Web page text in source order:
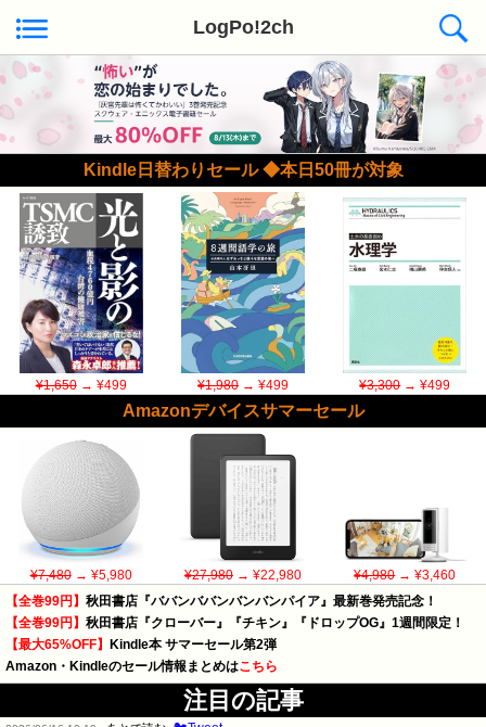
LogPo!2ch
Kindle日替わりセール ◆本日50冊が対象
¥1,650→ ¥499 ¥1,980→ ¥499 ¥3,300→ ¥499
Amazonデバイスサマーセール
¥7,480→ ¥5,980 ¥27,980→ ¥22,980 ¥4,980→ ¥3,460
【全巻99円】 秋田書店『ババンババンバンバンパイア』最新巻発売記念！
【全巻99円】 秋田書店『クローバー』『チキン』『ドロップOG』1週間限定！
【最大65%OFF】
Kindle本 サマーセール第2弾
Amazon・Kindleのセール情報まとめはこちら
注目の記事